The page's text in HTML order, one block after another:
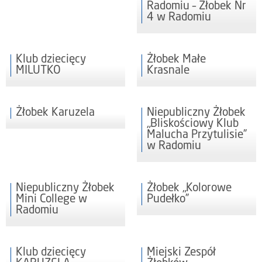
Radomiu – Żłobek Nr
4 w Radomiu
Klub dziecięcy
MILUTKO
Żłobek Małe
Krasnale
Żłobek Karuzela
Niepubliczny Żłobek
„Bliskościowy Klub
Malucha Przytulisie”
w Radomiu
Niepubliczny Żłobek
Mini College w
Radomiu
Żłobek „Kolorowe
Pudełko”
Klub dziecięcy
Miejski Zespół